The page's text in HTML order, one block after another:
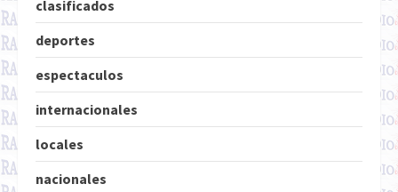
clasificados
deportes
espectaculos
internacionales
locales
nacionales